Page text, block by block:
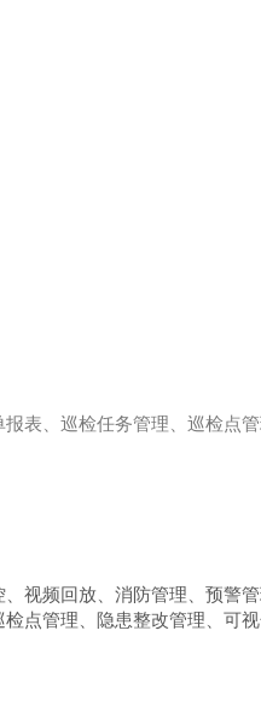
表、巡检任务管理、巡检点
、视频回放、消防管理、预警
点管理、隐患整改管理、可